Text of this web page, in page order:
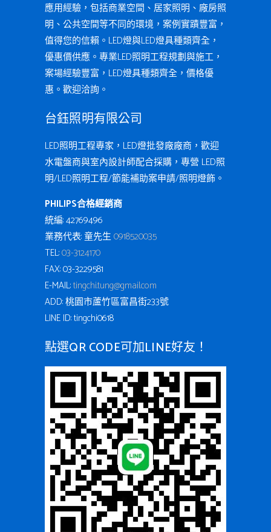
應用經驗，包括商業空間、居家照明、廠房照
明、公共空間等不同的環境，案例實蹟豐富，
值得您的信賴。LED燈與LED燈具種類齊全，
優惠價供應。專業LED照明工程規劃與施工，
案場經驗豐富，LED燈具種類齊全，價格優
惠。歡迎洽詢。
台鈺照明有限公司
LED照明工程專家，LED燈批發廠廠商，歡迎
水電盤商與室內設計師配合採購，專營 LED照
明/LED照明工程/節能補助案申請/照明燈飾。
PHILIPS合格經銷商
統編: 42769496
業務代表: 童先生0918520035
TEL:03-3124170
FAX: 03-3229581
E-MAIL:tingchi.tung@gmail.com
ADD: 桃園市蘆竹區富昌街233號
LINE ID: tingchi0618
點選QR CODE可加LINE好友！